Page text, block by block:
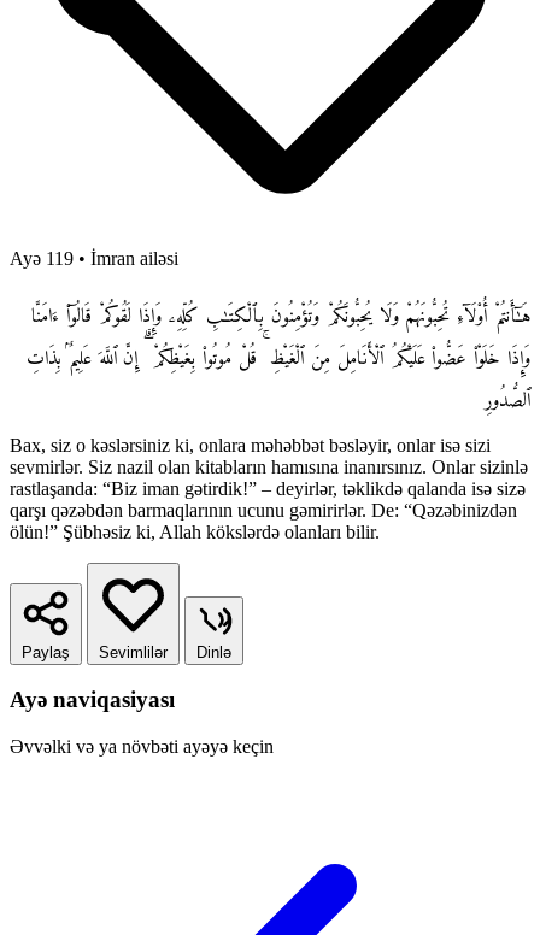
Ayə 119 • İmran ailəsi
هَـٰٓأَنتُمْ أُو۟لَآءِ تُحِبُّونَهُمْ وَلَا يُحِبُّونَكُمْ وَتُؤْمِنُونَ بِٱلْكِتَـٰبِ كُلِّهِۦ وَإِذَا لَقُوكُمْ قَالُوٓا۟ ءَامَنَّا
وَإِذَا خَلَوْا۟ عَضُّوا۟ عَلَيْكُمُ ٱلْأَنَامِلَ مِنَ ٱلْغَيْظِ ۚ قُلْ مُوتُوا۟ بِغَيْظِكُمْ ۗ إِنَّ ٱللَّهَ عَلِيمٌۢ بِذَاتِ
ٱلصُّدُورِ
Bax, siz o kəslərsiniz ki, onlara məhəbbət bəsləyir, onlar isə sizi
sevmirlər. Siz nazil olan kitabların hamısına inanırsınız. Onlar sizinlə
rastlaşanda: “Biz iman gətirdik!” – deyirlər, təklikdə qalanda isə sizə
qarşı qəzəbdən barmaqlarının ucunu gəmirirlər. De: “Qəzəbinizdən
ölün!” Şübhəsiz ki, Allah kökslərdə olanları bilir.
Paylaş Sevimlilər Dinlə
Ayə naviqasiyası
Əvvəlki və ya növbəti ayəyə keçin